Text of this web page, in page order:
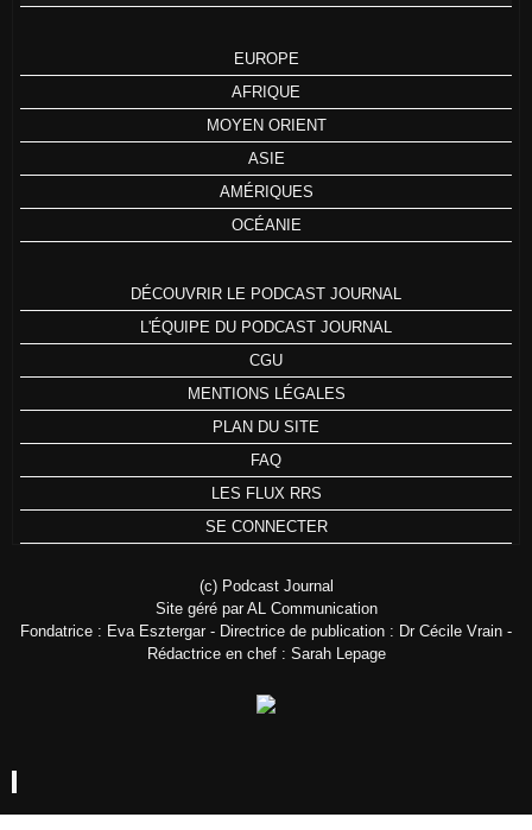
EUROPE
AFRIQUE
MOYEN ORIENT
ASIE
AMÉRIQUES
OCÉANIE
DÉCOUVRIR LE PODCAST JOURNAL
L'ÉQUIPE DU PODCAST JOURNAL
CGU
MENTIONS LÉGALES
PLAN DU SITE
FAQ
LES FLUX RRS
SE CONNECTER
(c) Podcast Journal
Site géré par AL Communication
Fondatrice : Eva Esztergar - Directrice de publication : Dr Cécile Vrain -
Rédactrice en chef : Sarah Lepage